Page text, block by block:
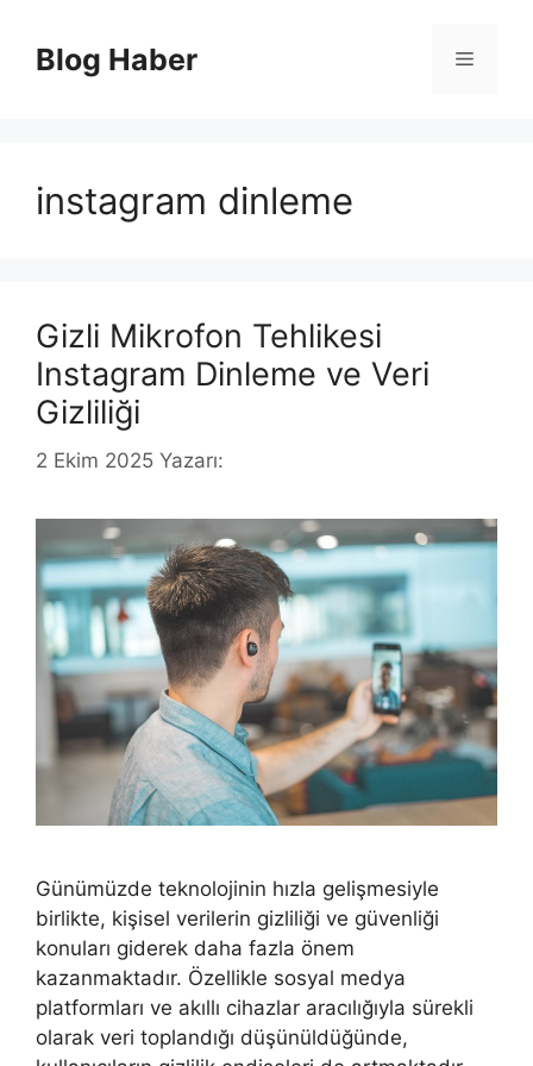
Blog Haber Menü
instagram dinleme
Gizli Mikrofon Tehlikesi
Instagram Dinleme ve Veri
Gizliliği
2 Ekim 2025 Yazarı:
Günümüzde teknolojinin hızla gelişmesiyle
birlikte, kişisel verilerin gizliliği ve güvenliği
konuları giderek daha fazla önem
kazanmaktadır. Özellikle sosyal medya
platformları ve akıllı cihazlar aracılığıyla sürekli
olarak veri toplandığı düşünüldüğünde,